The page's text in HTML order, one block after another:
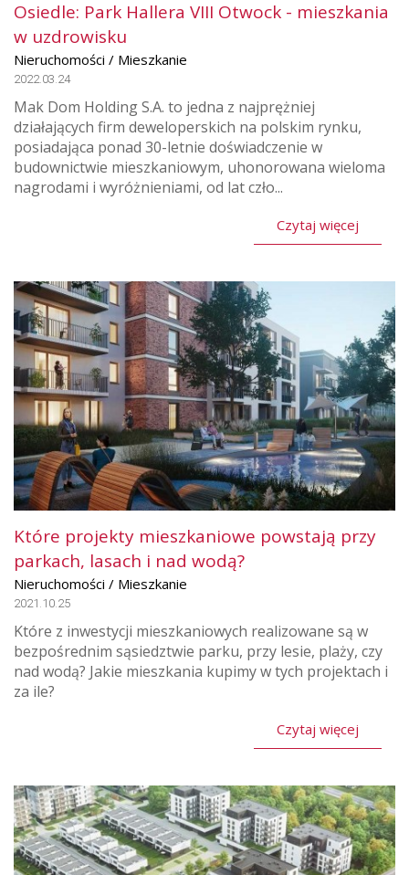
Osiedle: Park Hallera VIII Otwock - mieszkania
w uzdrowisku
Nieruchomości / Mieszkanie
2022.03.24
Mak Dom Holding S.A. to jedna z najprężniej
działających firm deweloperskich na polskim rynku,
posiadająca ponad 30-letnie doświadczenie w
budownictwie mieszkaniowym, uhonorowana wieloma
nagrodami i wyróżnieniami, od lat czło...
Czytaj więcej
Które projekty mieszkaniowe powstają przy
parkach, lasach i nad wodą?
Nieruchomości / Mieszkanie
2021.10.25
Które z inwestycji mieszkaniowych realizowane są w
bezpośrednim sąsiedztwie parku, przy lesie, plaży, czy
nad wodą? Jakie mieszkania kupimy w tych projektach i
za ile?
Czytaj więcej